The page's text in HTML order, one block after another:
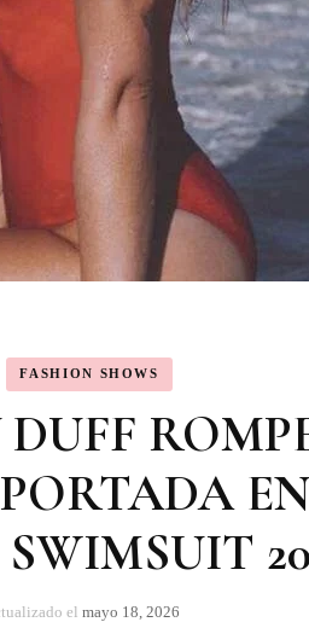
FASHION SHOWS
el mayo 18, 2026